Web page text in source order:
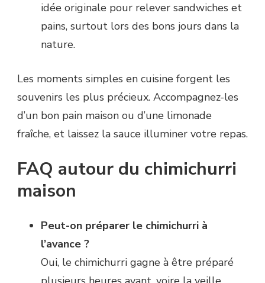
idée originale pour relever sandwiches et
pains, surtout lors des bons jours dans la
nature.
Les moments simples en cuisine forgent les
souvenirs les plus précieux. Accompagnez-les
d’un bon pain maison ou d’une limonade
fraîche, et laissez la sauce illuminer votre repas.
FAQ autour du chimichurri
maison
Peut-on préparer le chimichurri à
l’avance ?
Oui, le chimichurri gagne à être préparé